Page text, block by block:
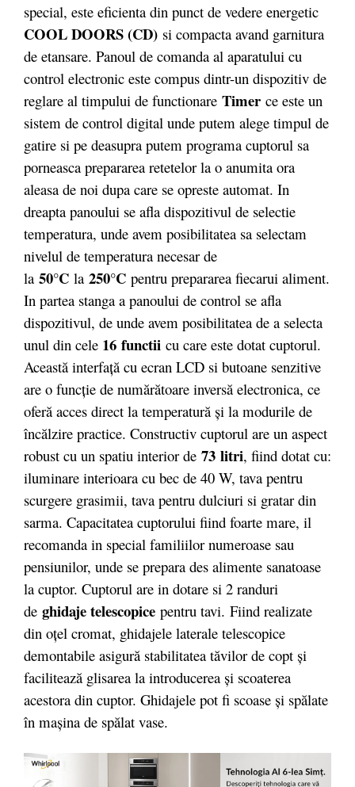
special, este eficienta din punct de vedere energetic
COOL DOORS (CD) si compacta avand garnitura
de etansare. Panoul de comanda al aparatului cu
control electronic este compus dintr-un dispozitiv de
reglare al timpului de functionare Timer ce este un
sistem de control digital unde putem alege timpul de
gatire si pe deasupra putem programa cuptorul sa
porneasca prepararea retetelor la o anumita ora
aleasa de noi dupa care se opreste automat. In
dreapta panoului se afla dispozitivul de selectie
temperatura, unde avem posibilitatea sa selectam
nivelul de temperatura necesar de
la 50°C la 250°C pentru prepararea fiecarui aliment.
In partea stanga a panoului de control se afla
dispozitivul, de unde avem posibilitatea de a selecta
unul din cele 16 functii cu care este dotat cuptorul.
Această interfaţă cu ecran LCD si butoane senzitive
are o funcţie de numărătoare inversă electronica, ce
oferă acces direct la temperatură şi la modurile de
încălzire practice. Constructiv cuptorul are un aspect
robust cu un spatiu interior de 73 litri, fiind dotat cu:
iluminare interioara cu bec de 40 W, tava pentru
scurgere grasimii, tava pentru dulciuri si gratar din
sarma. Capacitatea cuptorului fiind foarte mare, il
recomanda in special familiilor numeroase sau
pensiunilor, unde se prepara des alimente sanatoase
la cuptor. Cuptorul are in dotare si 2 randuri
de ghidaje telescopice pentru tavi. Fiind realizate
din oţel cromat, ghidajele laterale telescopice
demontabile asigură stabilitatea tăvilor de copt şi
facilitează glisarea la introducerea şi scoaterea
acestora din cuptor. Ghidajele pot fi scoase şi spălate
în maşina de spălat vase.